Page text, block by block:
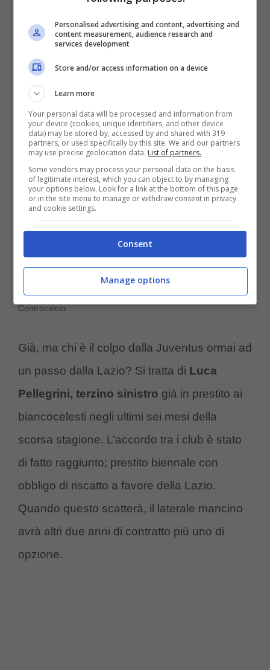
bianconere hanno bisogno di liquidi.
Ossigeno fresco anche alla luce dei mancati
introiti derivanti dalla mancata partecipazione
alle coppe europee.
Luca Pellegrini alla Lazio: è il quarto acquisto (Ansa Foto) –
Controcalcio
Già, ma chi è il colpo dalla Juventus ormai ad
un passo dalla Lazio? Si tratta di Luca
Pellegrini, terzino sinistro già in prestito ai
biancocelesti negli ultimi sei mesi della
scorsa stagione. L’accordo tra i club è stato
di fatto raggiunto; prestito biennale con
obbligo di riscatto a favore della Lazio.
Quando questo scatterà, il laterale mancino
avrà altri due anni di contratto più uno di
opzione.
Personalised advertising and content, advertising and
content measurement, audience research and
services development
Store and/or access information on a device
Learn more
Your personal data will be processed and information from
your device (cookies, unique identifiers, and other device
data) may be stored by, accessed by and shared with 319
partners, or used specifically by this site. We and our partners
may use precise geolocation data. List of partners.
Some vendors may process your personal data on the basis
of legitimate interest, which you can object to by managing
your options below. Look for a link at the bottom of this page
or in the site menu to manage or withdraw consent in privacy
and cookie settings.
Consent
Manage options